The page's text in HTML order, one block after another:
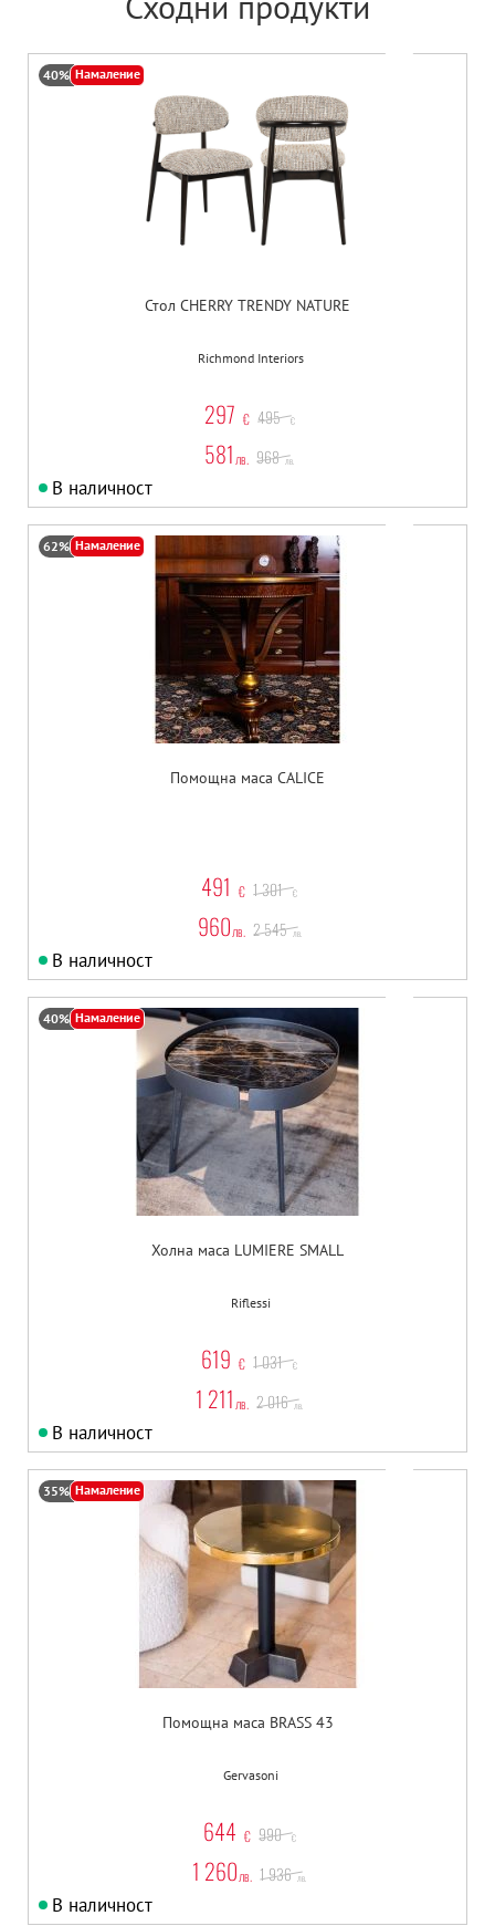
40% Намаление
Стол CHERRY TRENDY NATURE
Richmond Interiors
297 € 495 €
581 лв. 968 лв.
В наличност
62% Намаление
Помощна маса CALICE
491 € 1 301 €
960лв. 2 545 лв.
В наличност
40% Намаление
Холна маса LUMIERE SMALL
Riflessi
619 € 1 031 €
1 211 лв. 2 016 лв.
В наличност
35% Намаление
Помощна маса BRASS 43
Gervasoni
644 € 990 €
1 260лв. 1 936 лв.
В наличност